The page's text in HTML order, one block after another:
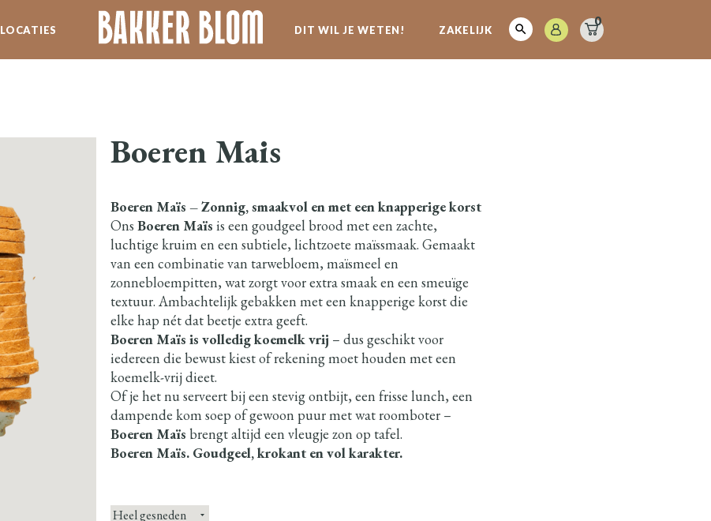
LOCATIES DIT WIL JE WETEN!
SERVICE
SPECIALITEITEN
NIEUWSBRIEF
ZAKELIJK
0
Boeren Mais
Boeren Maïs – Zonnig, smaakvol en met een knapperige korst
Ons Boeren Maïs is een goudgeel brood met een zachte,
luchtige kruim en een subtiele, lichtzoete maïssmaak. Gemaakt
van een combinatie van tarwebloem, maïsmeel en
zonnebloempitten, wat zorgt voor extra smaak en een smeuïge
textuur. Ambachtelijk gebakken met een knapperige korst die
elke hap nét dat beetje extra geeft.
Boeren Maïs is volledig koemelk vrij – dus geschikt voor
iedereen die bewust kiest of rekening moet houden met een
koemelk-vrij dieet.
Of je het nu serveert bij een stevig ontbijt, een frisse lunch, een
dampende kom soep of gewoon puur met wat roomboter –
Boeren Maïs brengt altijd een vleugje zon op tafel.
Boeren Maïs. Goudgeel, krokant en vol karakter.